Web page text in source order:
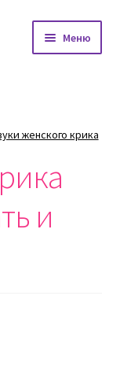
Меню
женского крика
и